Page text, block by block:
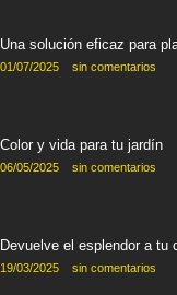
Una solución eficaz para
01/07/2025 sin comentarios
Color y vida para tu jardín
06/05/2025 sin comentarios
Devuelve el esplendor a tu
19/03/2025 sin comentarios